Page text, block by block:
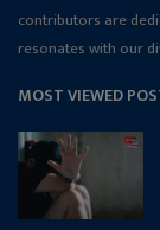
contributors are
resonates with our
MOST VIEWED